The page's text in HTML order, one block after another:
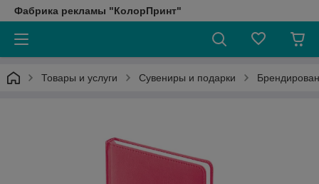
Фабрика рекламы "КолорПринт"
Товары и услуги Сувениры и подарки